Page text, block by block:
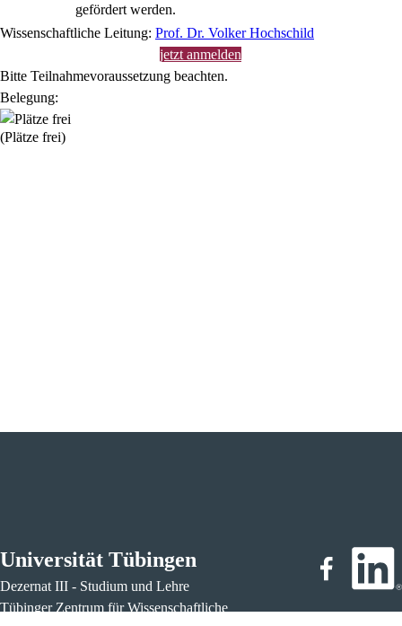
gefördert werden.
Wissenschaftliche Leitung: Prof. Dr. Volker Hochschild
jetzt anmelden
Bitte Teilnahmevoraussetzung beachten.
Belegung:
(Plätze frei)
Universität Tübingen
Dezernat III - Studium und Lehre
Tübinger Zentrum für Wissenschaftliche